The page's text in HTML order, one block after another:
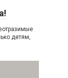
детям,